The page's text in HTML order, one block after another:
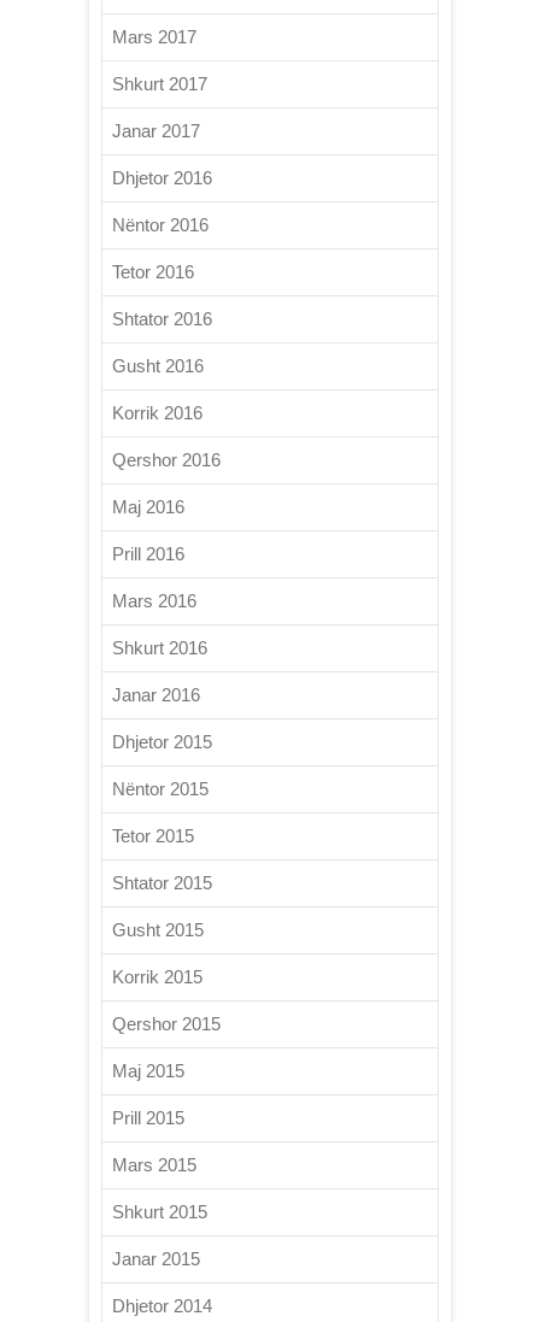
Mars 2017
Shkurt 2017
Janar 2017
Dhjetor 2016
Nëntor 2016
Tetor 2016
Shtator 2016
Gusht 2016
Korrik 2016
Qershor 2016
Maj 2016
Prill 2016
Mars 2016
Shkurt 2016
Janar 2016
Dhjetor 2015
Nëntor 2015
Tetor 2015
Shtator 2015
Gusht 2015
Korrik 2015
Qershor 2015
Maj 2015
Prill 2015
Mars 2015
Shkurt 2015
Janar 2015
Dhjetor 2014